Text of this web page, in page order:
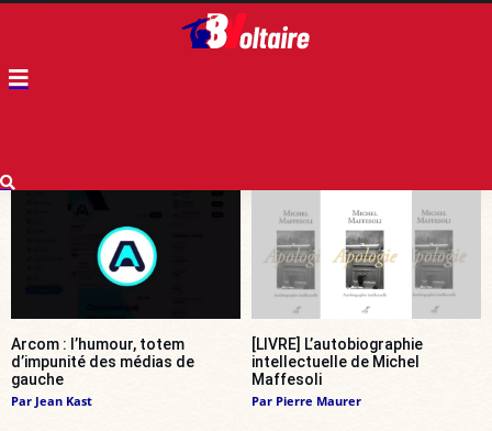
Arcom : l’humour, totem
d’impunité des médias de
gauche
Par Jean Kast
[LIVRE] L’autobiographie
intellectuelle de Michel
Maffesoli
Par Pierre Maurer